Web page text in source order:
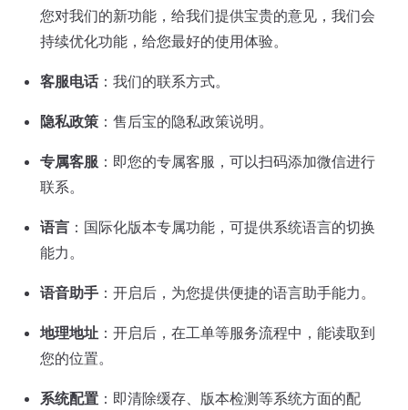
您对我们的新功能，给我们提供宝贵的意见，我们会
持续优化功能，给您最好的使用体验。
客服电话：我们的联系方式。
隐私政策 ：售后宝的隐私政策说明。
专属客服 ：即您的专属客服，可以扫码添加微信进行
联系。
语言 ：国际化版本专属功能，可提供系统语言的切换
能力。
语音助手 ：开启后，为您提供便捷的语言助手能力。
地理地址 ：开启后，在工单等服务流程中，能读取到
您的位置。
系统配置 ：即清除缓存、版本检测等系统方面的配